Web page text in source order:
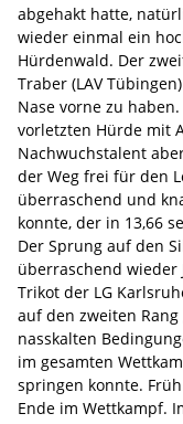
abgehakt hatte,
wieder einmal ein
Hürdenwald. Der
Traber (LAV
Nase vorne zu
vorletzten Hürde mit
Nachwuchstalent
der Weg frei für den
überraschend und
konnte, der in 13,66
Der Sprung auf den
überraschend wieder
Trikot der LG
auf den zweiten
nasskalten
im gesamten
springen konnte.
Ende im Wettkampf.